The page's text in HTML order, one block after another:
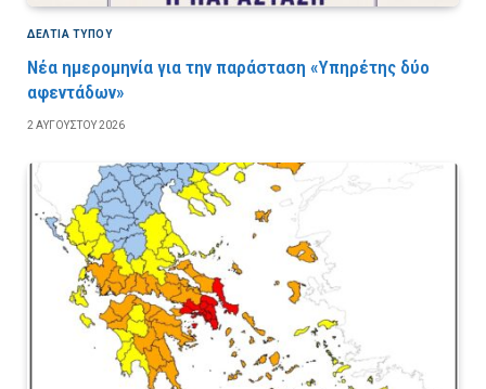
ΔΕΛΤΙΑ ΤΥΠΟΥ
Νέα ημερομηνία για την παράσταση «Υπηρέτης δύο
αφεντάδων»
2 ΑΥΓΟΎΣΤΟΥ 2026